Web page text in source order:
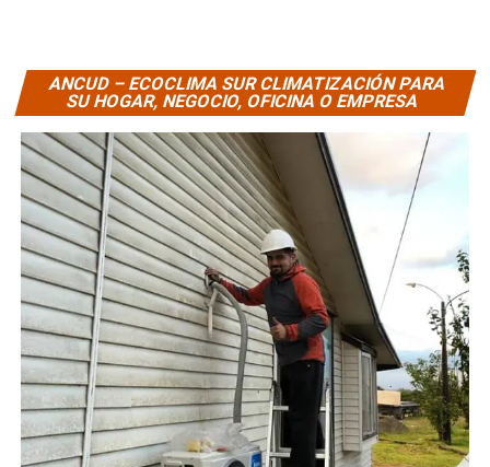
ANCUD – ECOCLIMA SUR CLIMATIZACIÓN PARA
SU HOGAR, NEGOCIO, OFICINA O EMPRESA